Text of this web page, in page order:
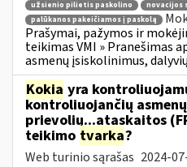
užsienio pilietis paskolino
novacijos
palūkanos pakeičiamos į paskolą
Prašymai, pažymos ir
teikimas VMI » Pranešimas
asmenų įsiskolinimus,
Kokia yra
kontroliuojančių
prievolių...ataskaitos
teikimo tvarka?
Web turinio sąrašas 2024-